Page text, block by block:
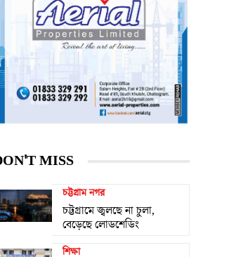
MISS
চট্টগ্রাম নগর
চট্টগ্রামে জ্বলছে না চুলা,
বেড়েছে লোডশেডিং
শিক্ষা